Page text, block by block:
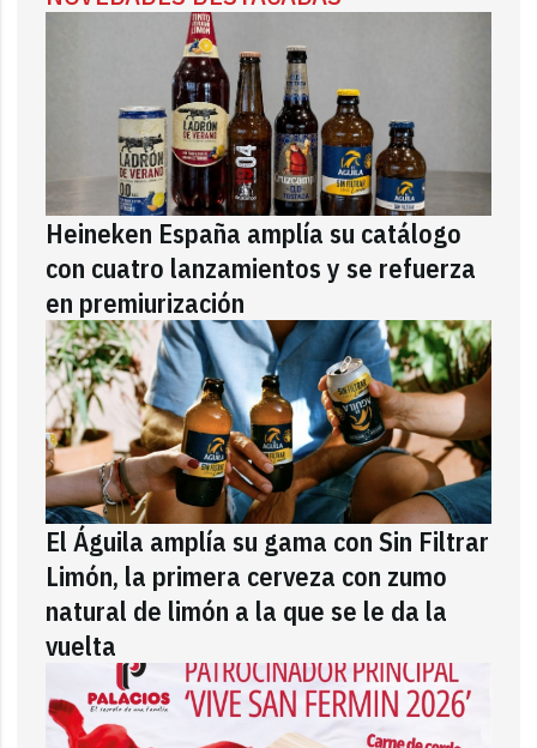
Heineken España amplía su catálogo
con cuatro lanzamientos y se refuerza
en premiurización
El Águila amplía su gama con Sin Filtrar
Limón, la primera cerveza con zumo
natural de limón a la que se le da la
vuelta